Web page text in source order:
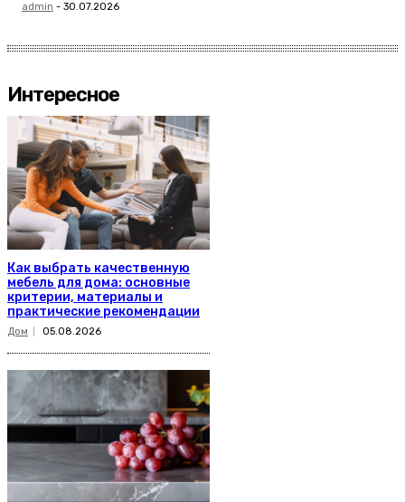
admin - 30.07.2026
Интересное
Как выбрать качественную
мебель для дома: основные
критерии, материалы и
практические рекомендации
Дом 05.08.2026